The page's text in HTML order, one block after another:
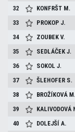
32
KONFRŠT M.
33
PROKOPJ.
34
ZOUBEKV.
35
SEDLÁČEKJ.
36
SOKOLJ.
37
ŠLEHOFER S.
38
BROŽÍKOVÁ M.
39
KALIVODOVÁ
40
DOLEJŠÍA.